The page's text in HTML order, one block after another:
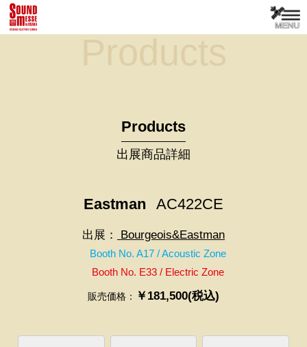
Products
Products
出展商品詳細
Eastman AC422CE
出展： Bourgeois&Eastman
Booth No. A17 / Acoustic Zone
Booth No. E33 / Electric Zone
販売価格： ￥181,500(税込)